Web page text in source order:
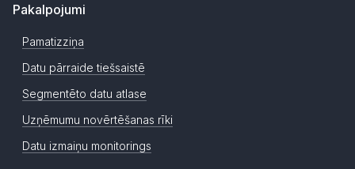
Pakalpojumi
Pamatizziņa
Datu pārraide tiešsaistē
Segmentēto datu atlase
Uzņēmumu novērtēšanas rīki
Datu izmaiņu monitorings